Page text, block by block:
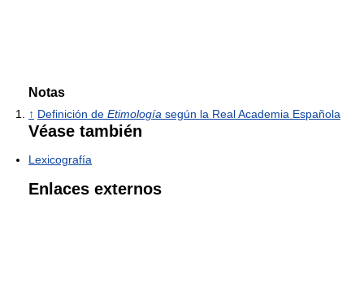
Notas
↑ Definición de Etimología según la Real Academia Española
Véase también
Lexicografía
Enlaces externos